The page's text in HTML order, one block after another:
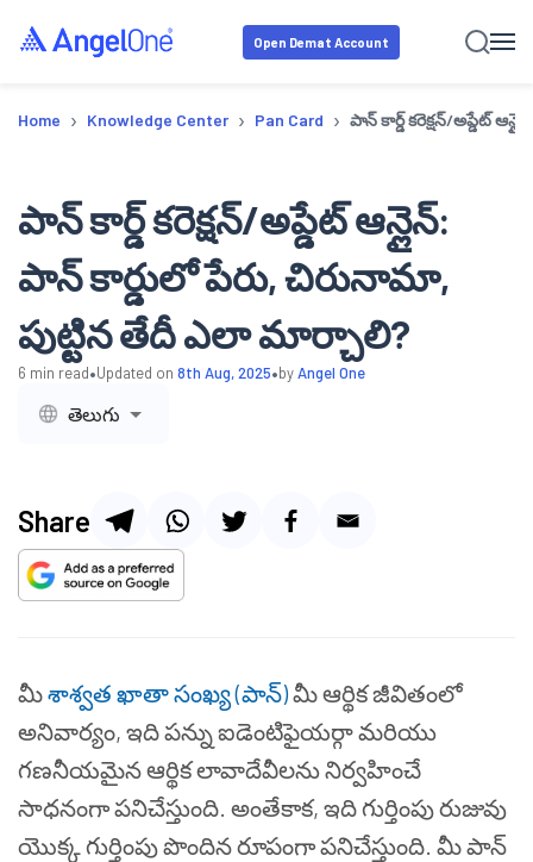
Open Demat Account
Home › Knowledge Center › Pan Card › పాన్ కార్డ్ కరెక్షన్/అప్డేట్
పాన్ కార్డ్ కరెక్షన్/అప్డేట్ ఆన్లైన్:
పాన్ కార్డులో పేరు, చిరునామా,
పుట్టిన తేదీ ఎలా మార్చాలి?
6 min read•Updated on 8th Aug, 2025•byAngel One
తెలుగు
Share
మీశాశ్వత ఖాతా సంఖ్య (పాన్)మీ ఆర్థిక జీవితంలో
అనివార్యం, ఇది పన్ను ఐడెంటిఫైయర్గా మరియు
గణనీయమైన ఆర్థిక లావాదేవీలను నిర్వహించే
సాధనంగా పనిచేస్తుంది. అంతేకాక, ఇది గుర్తింపు రుజువు
యొక్క గుర్తింపు పొందిన రూపంగా పనిచేస్తుంది. మీ పాన్